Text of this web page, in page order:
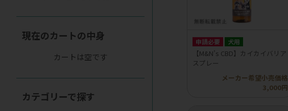
申請必要 犬用
【M&N’s CBD】カイカイバリア
スプレー
メーカー希望小売価格
3,000円
現在のカートの中身
カートは空です
カテゴリーで探す